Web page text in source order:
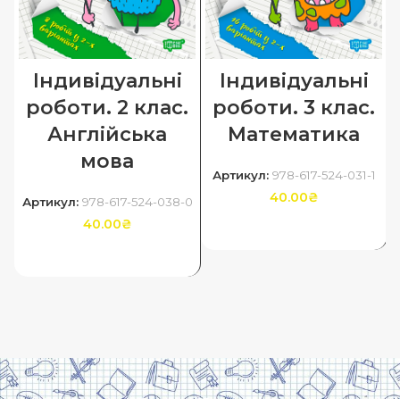
Індивідуальні
роботи. 2 клас.
Англійська
мова
Артикул: 978-617-524-038-0
40.00₴
Індивідуальні
роботи. 3 клас.
Математика
Артикул: 978-617-524-031-1
40.00₴